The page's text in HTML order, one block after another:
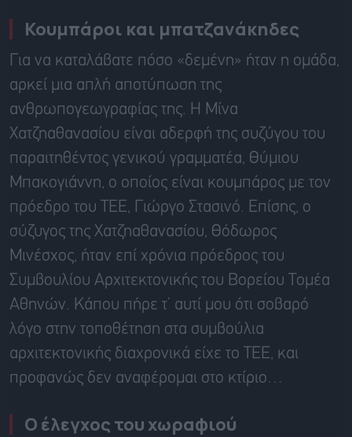
Κουμπάροι και μπατζανάκηδες
Για να καταλάβατε πόσο «δεμένη» ήταν η ομάδα,
αρκεί μια απλή αποτύπωση της
ανθρωπογεωγραφίας της. Η Μίνα
Χατζηαθανασίου είναι αδερφή της συζύγου του
παραιτηθέντος γενικού γραμματέα, Θύμιου
Μπακογιάννη, ο οποίος είναι κουμπάρος με τον
πρόεδρο του ΤΕΕ, Γιώργο Στασινό. Επίσης, ο
σύζυγος της Χατζηαθανασίου, Θόδωρος
Μινέσχος, ήταν επί χρόνια πρόεδρος του
Συμβουλίου Αρχιτεκτονικής του Βορείου Τομέα
Αθηνών. Κάπου πήρε τ’ αυτί μου ότι σοβαρό
λόγο στην τοποθέτηση στα συμβούλια
αρχιτεκτονικής διαχρονικά είχε το ΤΕΕ, και
προφανώς δεν αναφέρομαι στο κτίριο…
Ο έλεγχος του χωραφιού